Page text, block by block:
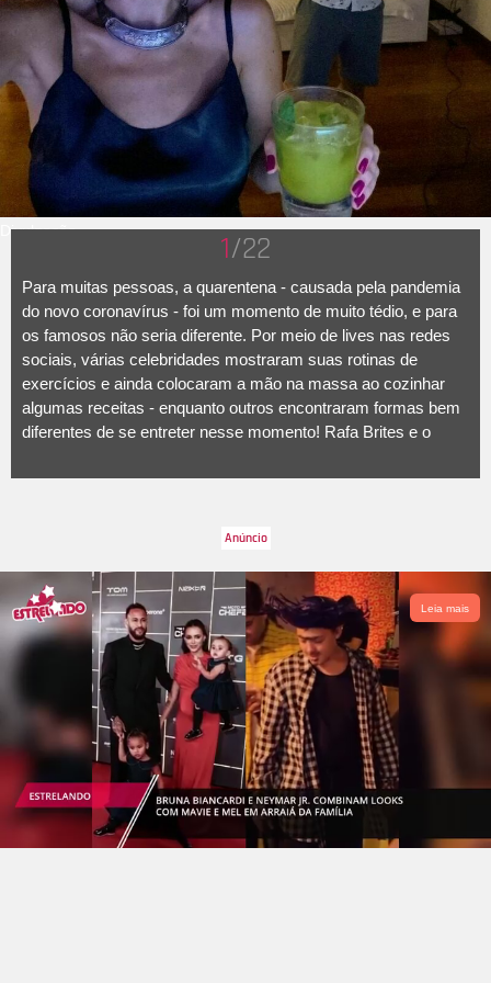
Divulgação 1/22
Para muitas pessoas, a quarentena - causada pela pandemia
do novo coronavírus - foi um momento de muito tédio, e para
os famosos não seria diferente. Por meio de lives nas redes
sociais, várias celebridades mostraram suas rotinas de
exercícios e ainda colocaram a mão na massa ao cozinhar
algumas receitas - enquanto outros encontraram formas bem
diferentes de se entreter nesse momento! Rafa Brites e o
rotina e fazer uma festa na sala de casa. O casal compartilhou
seus seguidores que ela e o marido ainda não se sentem
seguros para ir em bares ou festas, e por isso, inventaram
essa fantasia para fingir que estão por aí, pelo mundo. Legal
né? A seguir, confira mais famosos que curtiram a quarentena
de forma criativa!
Leia mais